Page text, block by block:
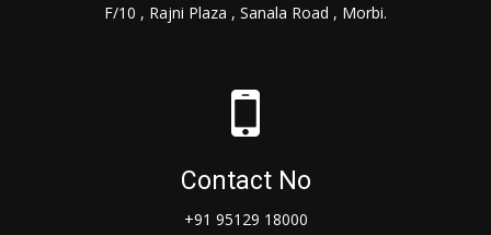
F/10 , Rajni Plaza , Sanala Road , Morbi.
Contact No
+91 95129 18000